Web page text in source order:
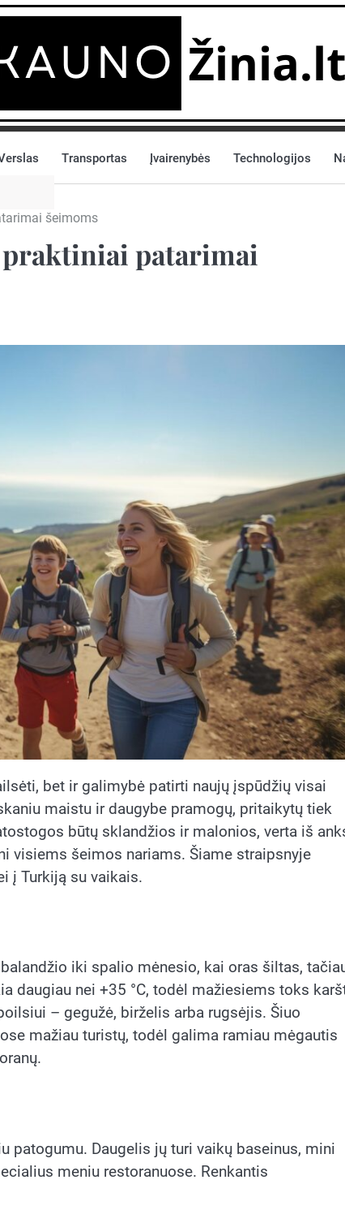
Transportas Įvairenybės Technologijos
šeimoms
patarimai
bet ir galimybė patirti naujų įspūdžių visai
maistu ir daugybe pramogų, pritaikytų tiek
būtų sklandžios ir malonios, verta iš
visiems šeimos nariams. Šiame straipsnyje
į Turkiją su vaikais.
iki spalio mėnesio, kai oras šiltas,
daugiau nei +35 °C, todėl mažiesiems toks
– gegužė, birželis arba rugsėjis. Šiuo
mažiau turistų, todėl galima ramiau mėgautis
Daugelis jų turi vaikų baseinus, mini
meniu restoranuose. Renkantis